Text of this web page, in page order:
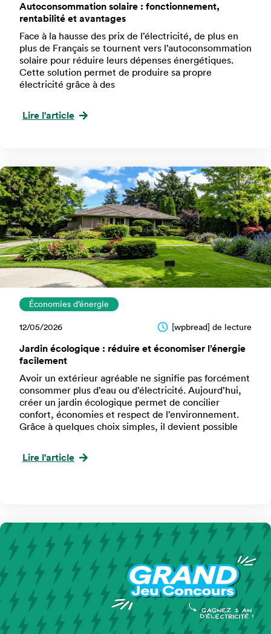
Autoconsommation solaire : fonctionnement,
rentabilité et avantages
Face à la hausse des prix de l’électricité, de plus en
plus de Français se tournent vers l’autoconsommation
solaire pour réduire leurs dépenses énergétiques.
Cette solution permet de produire sa propre
électricité grâce à des
Lire l'article
Économies d’énergie
12/05/2026 [wpbread] de lecture
Jardin écologique : réduire et économiser l’énergie
facilement
Avoir un extérieur agréable ne signifie pas forcément
consommer plus d’eau ou d’électricité. Aujourd’hui,
créer un jardin écologique permet de concilier
confort, économies et respect de l’environnement.
Grâce à quelques choix simples, il devient possible
Lire l'article